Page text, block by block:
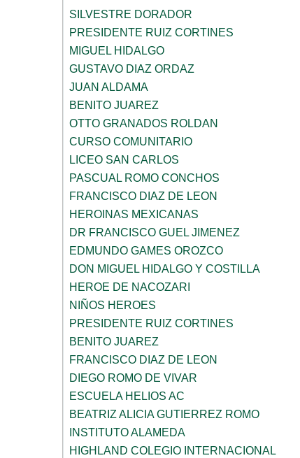
SILVESTRE DORADOR
PRESIDENTE RUIZ CORTINES
MIGUEL HIDALGO
GUSTAVO DIAZ ORDAZ
JUAN ALDAMA
BENITO JUAREZ
OTTO GRANADOS ROLDAN
CURSO COMUNITARIO
LICEO SAN CARLOS
PASCUAL ROMO CONCHOS
FRANCISCO DIAZ DE LEON
HEROINAS MEXICANAS
DR FRANCISCO GUEL JIMENEZ
EDMUNDO GAMES OROZCO
DON MIGUEL HIDALGO Y COSTILLA
HEROE DE NACOZARI
NIÑOS HEROES
PRESIDENTE RUIZ CORTINES
BENITO JUAREZ
FRANCISCO DIAZ DE LEON
DIEGO ROMO DE VIVAR
ESCUELA HELIOS AC
BEATRIZ ALICIA GUTIERREZ ROMO
INSTITUTO ALAMEDA
HIGHLAND COLEGIO INTERNACIONAL